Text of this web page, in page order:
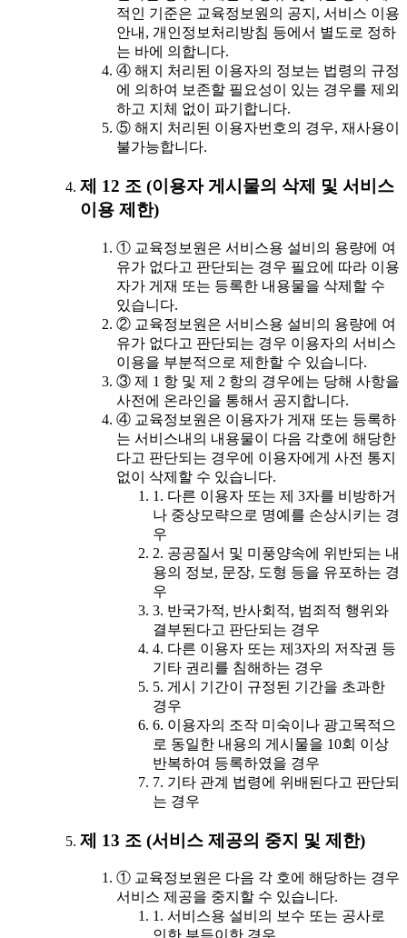
적인 기준은 교육정보원의 공지, 서비스 이용
안내, 개인정보처리방침 등에서 별도로 정하
는 바에 의합니다.
④ 해지 처리된 이용자의 정보는 법령의 규정
에 의하여 보존할 필요성이 있는 경우를 제외
하고 지체 없이 파기합니다.
⑤ 해지 처리된 이용자번호의 경우, 재사용이
불가능합니다.
제 12 조 (이용자 게시물의 삭제 및 서비스
이용 제한)
① 교육정보원은 서비스용 설비의 용량에 여
유가 없다고 판단되는 경우 필요에 따라 이용
자가 게재 또는 등록한 내용물을 삭제할 수
있습니다.
② 교육정보원은 서비스용 설비의 용량에 여
유가 없다고 판단되는 경우 이용자의 서비스
이용을 부분적으로 제한할 수 있습니다.
③ 제 1 항 및 제 2 항의 경우에는 당해 사항을
사전에 온라인을 통해서 공지합니다.
④ 교육정보원은 이용자가 게재 또는 등록하
는 서비스내의 내용물이 다음 각호에 해당한
다고 판단되는 경우에 이용자에게 사전 통지
없이 삭제할 수 있습니다.
1. 다른 이용자 또는 제 3자를 비방하거
나 중상모략으로 명예를 손상시키는 경
우
2. 공공질서 및 미풍양속에 위반되는 내
용의 정보, 문장, 도형 등을 유포하는 경
우
3. 반국가적, 반사회적, 범죄적 행위와
결부된다고 판단되는 경우
4. 다른 이용자 또는 제3자의 저작권 등
기타 권리를 침해하는 경우
5. 게시 기간이 규정된 기간을 초과한
경우
6. 이용자의 조작 미숙이나 광고목적으
로 동일한 내용의 게시물을 10회 이상
반복하여 등록하였을 경우
7. 기타 관계 법령에 위배된다고 판단되
는 경우
제 13 조 (서비스 제공의 중지 및 제한)
① 교육정보원은 다음 각 호에 해당하는 경우
서비스 제공을 중지할 수 있습니다.
1. 서비스용 설비의 보수 또는 공사로